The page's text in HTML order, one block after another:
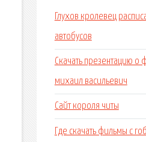
Глухов кролевец
автобусов
Скачать презентацию о
михаил васильевич
Сайт короля читы
Где скачать фильмы с